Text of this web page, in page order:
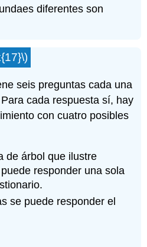
diferentes son
seis preguntas cada una
cada respuesta sí, hay
con cuatro posibles
de árbol que ilustre
responder una sola
se puede responder el